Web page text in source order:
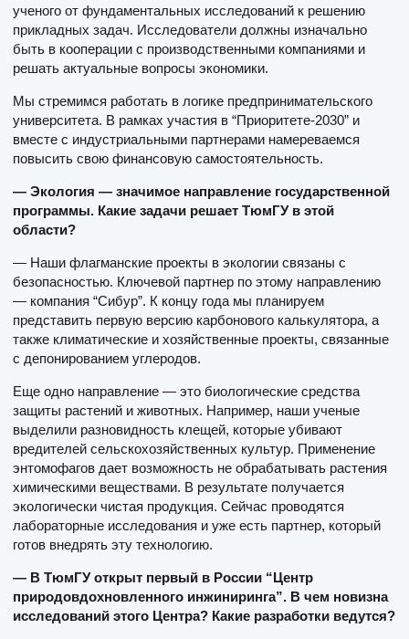
ученого от фундаментальных исследований к решению
прикладных задач. Исследователи должны изначально
быть в кооперации с производственными компаниями и
решать актуальные вопросы экономики.
Мы стремимся работать в логике предпринимательского
университета. В рамках участия в “Приоритете-2030” и
вместе с индустриальными партнерами намереваемся
повысить свою финансовую самостоятельность.
— Экология — значимое направление государственной
программы. Какие задачи решает ТюмГУ в этой
области?
— Наши флагманские проекты в экологии связаны с
безопасностью. Ключевой партнер по этому направлению
— компания “Сибур”. К концу года мы планируем
представить первую версию карбонового калькулятора, а
также климатические и хозяйственные проекты, связанные
с депонированием углеродов.
Еще одно направление — это биологические средства
защиты растений и животных. Например, наши ученые
выделили разновидность клещей, которые убивают
вредителей сельскохозяйственных культур. Применение
энтомофагов дает возможность не обрабатывать растения
химическими веществами. В результате получается
экологически чистая продукция. Сейчас проводятся
лабораторные исследования и уже есть партнер, который
готов внедрять эту технологию.
— В ТюмГУ открыт первый в России “Центр
природовдохновленного инжиниринга”. В чем новизна
исследований этого Центра? Какие разработки ведутся?